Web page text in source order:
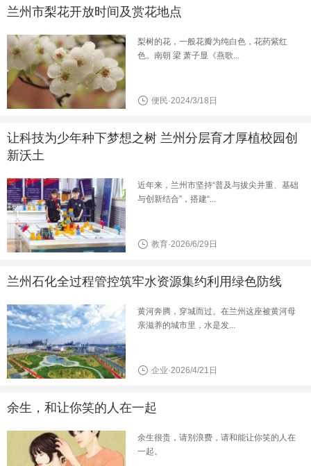
兰州市梨花开放时间及赏花地点
梨树的花，一般花瓣为纯白色，花药紫红
色。南朝 梁 萧子显《燕歌...
便民·2024/3/18日
让科技为少年种下梦想之树 兰州分层育才厚植校园创
新沃土
近年来，兰州市坚持“普及与拔尖并重、基础
与创新结合”，搭建“...
教育·2026/6/29日
兰州石化全过程管控筑牢水资源集约利用绿色防线
黄河奔腾，穿城而过。在兰州这座被黄河母
亲滋养的城市里，水是发...
企业·2026/4/21日
余生，和让你笑的人在一起
余生很贵，请别浪费，请和能让你笑的人在
一起。